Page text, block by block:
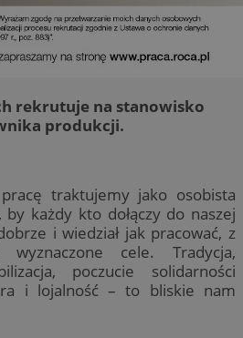
rekrutuje na stanowisko
produkcji.
traktujemy jako osobista
każdy kto dołączy do naszej
i wiedział jak pracować, z
wyznaczone cele. Tradycja,
poczucie solidarności
i lojalność – to bliskie nam